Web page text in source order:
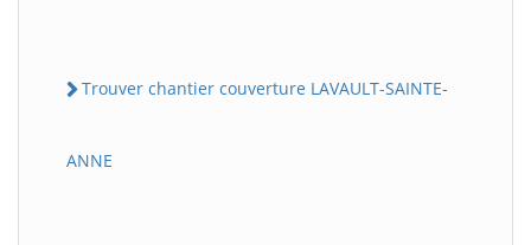
Trouver chantier couverture LAVAULT-SAINTE-
ANNE